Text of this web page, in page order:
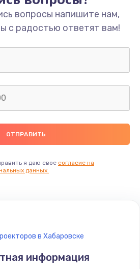
вопросы напишите нам,
с радостью ответят вам!
я даю свое согласие на
данных.
в Хабаровске
информация